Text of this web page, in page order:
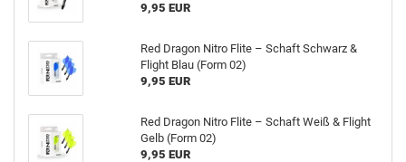
9,95 EUR
Red Dra­gon Nitro Flite – Schaft Schwarz &
Flight Blau (Form 02)
9,95 EUR
Red Dra­gon Nitro Flite – Schaft Weiß & Flight
Gelb (Form 02)
9,95 EUR